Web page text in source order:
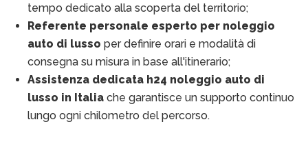
tempo dedicato alla scoperta del territorio;
Referente personale esperto per noleggio
auto di lusso per definire orari e modalità di
consegna su misura in base all'itinerario;
Assistenza dedicata h24 noleggio auto di
lusso in Italia che garantisce un supporto continuo
lungo ogni chilometro del percorso.